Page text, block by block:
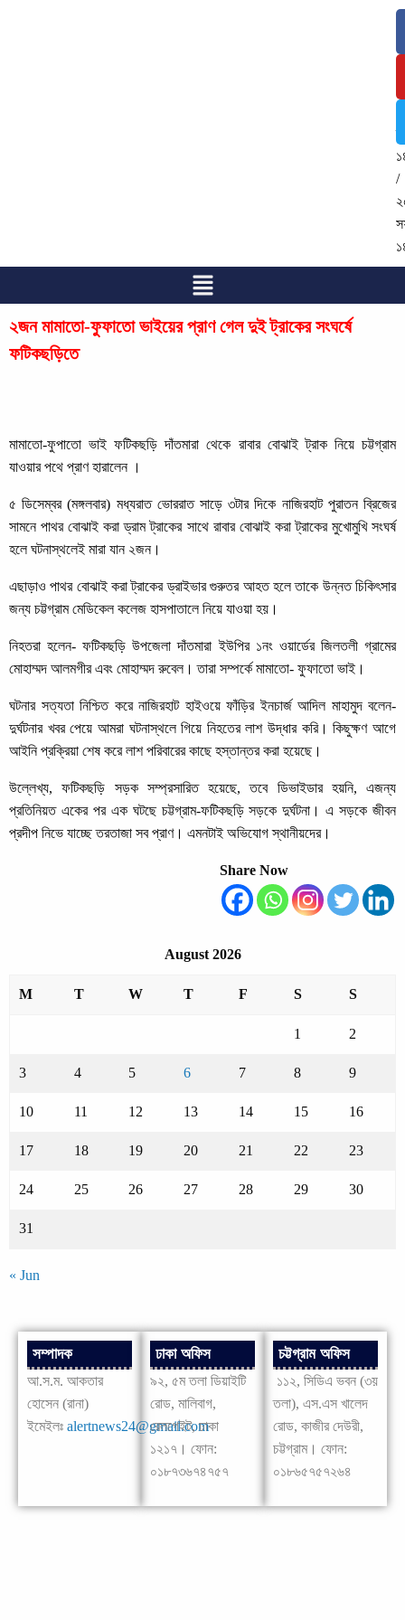
/
২জন মামাতো-ফুফাতো ভাইয়ের প্রাণ গেল দুই ট্রাকের সংঘর্ষে
ফটিকছড়িতে
মামাতো-ফুপাতো ভাই ফটিকছড়ি দাঁতমারা থেকে রাবার বোঝাই ট্রাক নিয়ে চট্টগ্রাম
যাওয়ার পথে প্রাণ হারালেন ।
৫ ডিসেম্বর (মঙ্গলবার) মধ্যরাত ভোররাত সাড়ে ৩টার দিকে নাজিরহাট পুরাতন ব্রিজের
সামনে পাথর বোঝাই করা ড্রাম ট্রাকের সাথে রাবার বোঝাই করা ট্রাকের মুখোমুখি সংঘর্ষ
হলে ঘটনাস্থলেই মারা যান ২জন।
এছাড়াও পাথর বোঝাই করা ট্রাকের ড্রাইভার গুরুতর আহত হলে তাকে উন্নত চিকিৎসার
জন্য চট্টগ্রাম মেডিকেল কলেজ হাসপাতালে নিয়ে যাওয়া হয়।
নিহতরা হলেন- ফটিকছড়ি উপজেলা দাঁতমারা ইউপির ১নং ওয়ার্ডের জিলতলী গ্রামের
মোহাম্মদ আলমগীর এবং মোহাম্মদ রুবেল। তারা সম্পর্কে মামাতো- ফুফাতো ভাই।
ঘটনার সত্যতা নিশ্চিত করে নাজিরহাট হাইওয়ে ফাঁড়ির ইনচার্জ আদিল মাহামুদ বলেন-
দুর্ঘটনার খবর পেয়ে আমরা ঘটনাস্থলে গিয়ে নিহতের লাশ উদ্ধার করি। কিছুক্ষণ আগে
আইনি প্রক্রিয়া শেষ করে লাশ পরিবারের কাছে হস্তান্তর করা হয়েছে।
উল্লেখ্য, ফটিকছড়ি সড়ক সম্প্রসারিত হয়েছে, তবে ডিভাইডার হয়নি, এজন্য
প্রতিনিয়ত একের পর এক ঘটছে চট্টগ্রাম-ফটিকছড়ি সড়কে দুর্ঘটনা। এ সড়কে জীবন
প্রদীপ নিভে যাচ্ছে তরতাজা সব প্রাণ। এমনটাই অভিযোগ স্থানীয়দের।
Share Now
August 2026
M T W T F S S
1 2
3 4 5 6 7 8 9
10 11 12 13 14 15 16
17 18 19 20 21 22 23
24 25 26 27 28 29 30
31
« Jun
সম্পাদক
আ.স.ম. আকতার
হোসেন (রানা)
ইমেইলঃ alertnews24@gmail.com
ঢাকা অফিস
৯২, ৫ম তলা ডিয়াইটি
রোড, মালিবাগ,
রেলগেইট, ঢাকা
১২১৭। ফোন:
০১৮৭৩৬৭৪৭৫৭
চট্টগ্রাম অফিস
১১২, সিডিএ ভবন (৩য়
তলা), এস.এস খালেদ
রোড, কাজীর দেউরী,
চট্টগ্রাম। ফোন:
০১৮৬৫৭৫৭২৬৪